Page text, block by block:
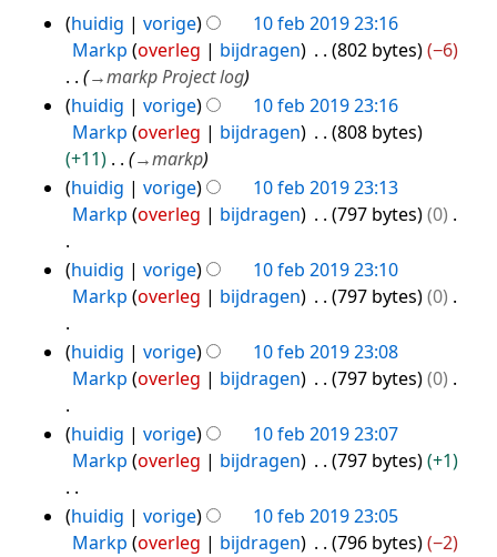
s
a
m
e
n
v
a
t
i
n
g
i
n
g
s
a
m
v
a
t
i
g
e
k
i
n
g
s
m
v
a
t
i
g
b
w
e
k
i
n
g
s
m
v
a
t
i
e
n
b
w
e
k
i
n
g
s
m
v
a
10
feb
2019
huidig vorige
10 feb 2019 23:16
Markp overleg bijdragen 802 bytes
−6
→markp Project log
huidig
vorige
10 feb 2019 23:16
Markp overleg bijdragen
808 bytes
+11
→markp
huidig
vorige
10 feb 2019 23:13
Markp overleg bijdragen 797 bytes 0
G
n
b
w
k
i
huidig vorige
10 feb 2019 23:10
Markp overleg bijdragen 797 bytes 0
G
n
b
w
huidig vorige
10 feb 2019 23:08
Markp overleg bijdragen 797 bytes 0
G
n
b
huidig vorige
10 feb 2019 23:07
Markp overleg bijdragen 797 bytes +1
Ghuidig vorige
10 feb 2019 23:05
Markp overleg bijdragen 796 bytes −2